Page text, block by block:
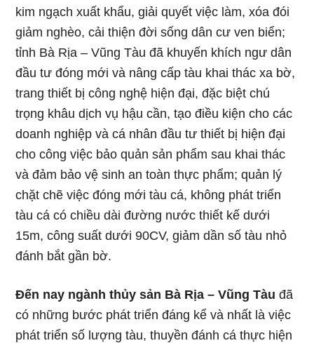
kim ngạch xuất khẩu, giải quyết việc làm, xóa đói
giảm nghèo, cải thiện đời sống dân cư ven biển;
tỉnh Bà Rịa – Vũng Tàu đã khuyến khích ngư dân
đầu tư đóng mới và nâng cấp tàu khai thác xa bờ,
trang thiết bị công nghệ hiện đại, đặc biệt chú
trọng khâu dịch vụ hậu cần, tạo điều kiện cho các
doanh nghiệp và cá nhân đầu tư thiết bị hiện đại
cho công việc bảo quản sản phẩm sau khai thác
và đảm bảo vệ sinh an toàn thực phẩm; quản lý
chặt chẽ việc đóng mới tàu cá, không phát triển
tàu cá có chiều dài đường nước thiết kế dưới
15m, công suất dưới 90CV, giảm dần số tàu nhỏ
đánh bắt gần bờ.
Đến nay ngành thủy sản Bà Rịa – Vũng Tàu đã
có những bước phát triển đáng kể và nhất là việc
phát triển số lượng tàu, thuyền đánh cá thực hiện